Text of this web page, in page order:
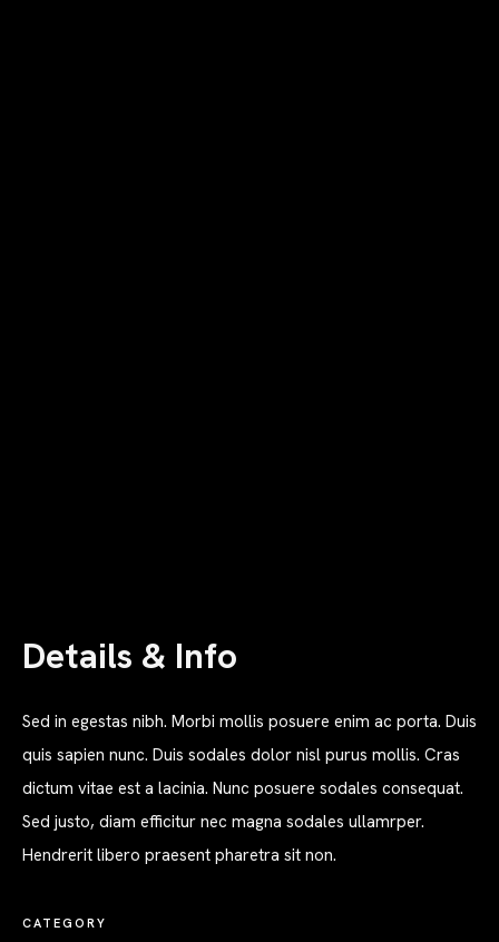
Details & Info
Sed in egestas nibh. Morbi mollis posuere enim ac porta. Duis
quis sapien nunc. Duis sodales dolor nisl purus mollis. Cras
dictum vitae est a lacinia. Nunc posuere sodales consequat.
Sed justo, diam efficitur nec magna sodales ullamrper.
Hendrerit libero praesent pharetra sit non.
CATEGORY